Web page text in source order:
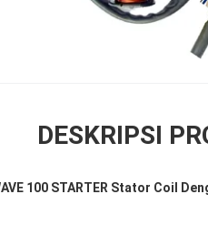
DESKRIPSI
100 STARTER Stator Coil